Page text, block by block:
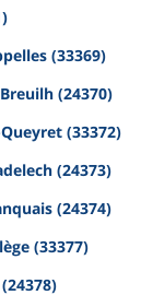
(33369)
(24370)
(33372)
(24373)
(24374)
(33377)